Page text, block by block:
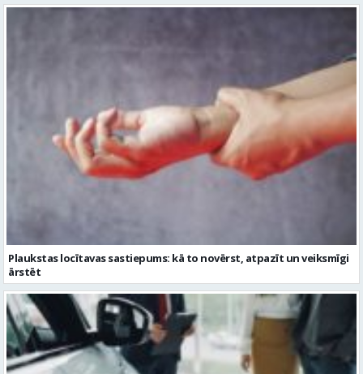
Plaukstas locītavas sastiepums: kā to novērst, atpazīt un veiksmīgi